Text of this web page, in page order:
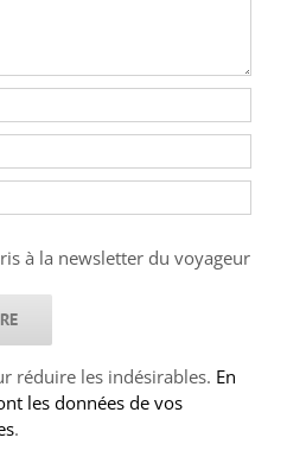
à la newsletter du voyageur
réduire les indésirables. En
les données de vos
.